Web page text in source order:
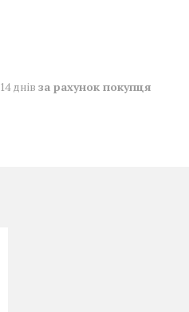
днів за рахунок покупця